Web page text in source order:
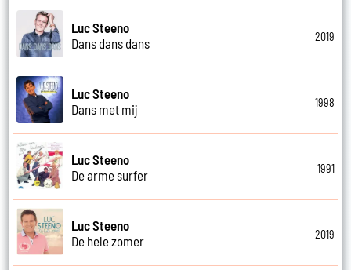
Luc Steeno
Dans dans dans
2019
Luc Steeno
Dans met mij
1998
Luc Steeno
De arme surfer
1991
Luc Steeno
De hele zomer
2019